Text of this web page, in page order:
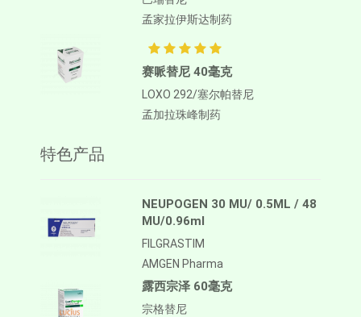
孟家拉伊斯达制药
赛哌替尼 40毫克
LOXO 292/塞尔帕替尼
孟加拉珠峰制药
特色产品
NEUPOGEN 30 MU/ 0.5ML / 48
MU/0.96ml
FILGRASTIM
AMGEN Pharma
露西宗泽 60毫克
宗格替尼